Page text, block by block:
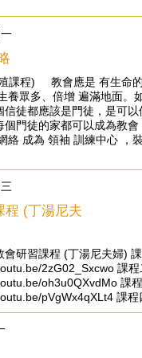
課程) 教會應是 有生命
養眾多、倍增 遍滿地面。
信徒都應該是門徒，是可以
個門徒的家都可以成為教會
絡 成為 領袖 訓練中心 ，
程 (丁湯尼夫
會研習課程 (丁湯尼夫婦)
2zG02_Sxcwo 課程
oh3u0QXvdMo 課
pVgWx4qXLt4 課程